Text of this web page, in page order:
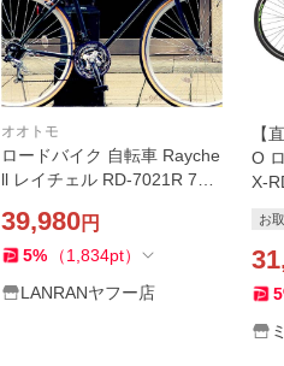
オオトモ
ロードバイク 自転車 Rayche
ll レイチェル RD-7021R 700
れ
39,980円
5% （1,834pt）
LANRANヤフー店
【
O
X-
イク
お
5